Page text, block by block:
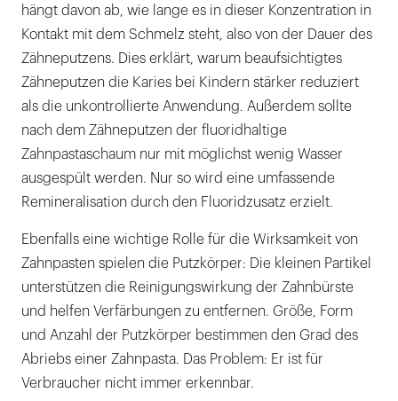
hängt davon ab, wie lange es in dieser Konzentration in
Kontakt mit dem Schmelz steht, also von der Dauer des
Zähneputzens. Dies erklärt, warum beaufsichtigtes
Zähneputzen die Karies bei Kindern stärker reduziert
als die unkontrollierte Anwendung. Außerdem sollte
nach dem Zähneputzen der fluoridhaltige
Zahnpastaschaum nur mit möglichst wenig Wasser
ausgespült werden. Nur so wird eine umfassende
Remineralisation durch den Fluoridzusatz erzielt.
Ebenfalls eine wichtige Rolle für die Wirksamkeit von
Zahnpasten spielen die Putzkörper: Die kleinen Partikel
unterstützen die Reinigungswirkung der Zahnbürste
und helfen Verfärbungen zu entfernen. Größe, Form
und Anzahl der Putzkörper bestimmen den Grad des
Abriebs einer Zahnpasta. Das Problem: Er ist für
Verbraucher nicht immer erkennbar.